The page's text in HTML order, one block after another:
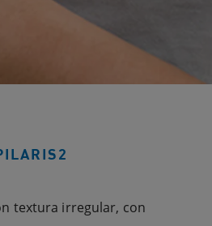
textura irregular, con